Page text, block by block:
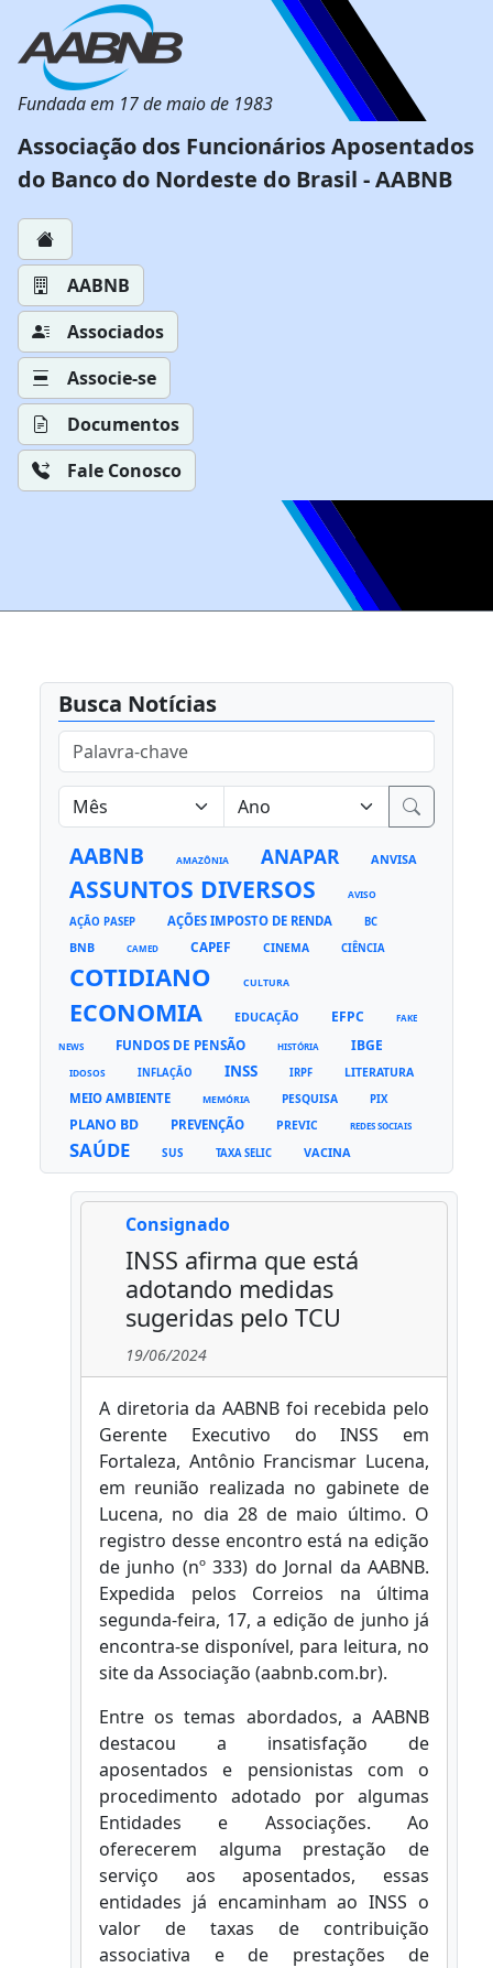
Fundada em 17 de maio de 1983
Associação dos Funcionários Aposentados
do Banco do Nordeste do Brasil - AABNB
AABNB
Associados
Associe-se
Documentos
Fale Conosco
Busca Notícias
AABNB AMAZÔNIA ANAPAR ANVISA
ASSUNTOS DIVERSOS AVISO
AÇÃO PASEP AÇÕES IMPOSTO DE RENDA BC
BNB CAMED CAPEF CINEMA CIÊNCIA
COTIDIANO CULTURA
ECONOMIA EDUCAÇÃO EFPC FAKE
NEWS FUNDOS DE PENSÃO HISTÓRIA IBGE
IDOSOS INFLAÇÃO INSS IRPF LITERATURA
MEIO AMBIENTE MEMÓRIA PESQUISA PIX
PLANO BD PREVENÇÃO PREVIC REDES SOCIAIS
SAÚDE SUS TAXA SELIC VACINA
Consignado
INSS afirma que está
adotando medidas
sugeridas pelo TCU
19/06/2024
A diretoria da AABNB foi recebida pelo
Gerente Executivo do INSS em
Fortaleza, Antônio Francismar Lucena,
em reunião realizada no gabinete de
Lucena, no dia 28 de maio último. O
registro desse encontro está na edição
de junho (nº 333) do Jornal da AABNB.
Expedida pelos Correios na última
segunda-feira, 17, a edição de junho já
encontra-se disponível, para leitura, no
site da Associação (aabnb.com.br).
Entre os temas abordados, a AABNB
destacou a insatisfação de
aposentados e pensionistas com o
procedimento adotado por algumas
Entidades e Associações. Ao
oferecerem alguma prestação de
serviço aos aposentados, essas
entidades já encaminham ao INSS o
valor de taxas de contribuição
associativa e de prestações de